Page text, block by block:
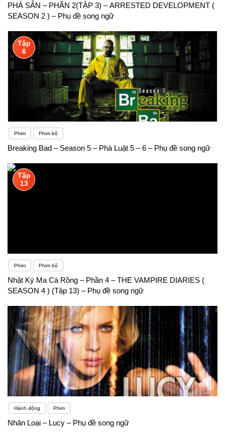
PHÁ SẢN – PHẦN 2(TẬP 3) – ARRESTED DEVELOPMENT (
SEASON 2 ) – Phụ đề song ngữ
Tập
6
Phim Phim bộ
Breaking Bad – Season 5 – Phá Luật 5 – 6 – Phụ đề song ngữ
Tập
13
Phim Phim bộ
Nhật Ký Ma Cà Rồng – Phần 4 – THE VAMPIRE DIARIES (
SEASON 4 ) (Tập 13) – Phụ đề song ngữ
Hành động Phim
Nhân Loại – Lucy – Phụ đề song ngữ